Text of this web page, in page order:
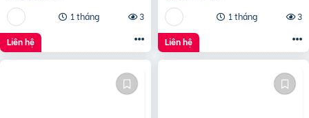
1 tháng
3
Liên hệ
1 tháng
3
Liên hệ